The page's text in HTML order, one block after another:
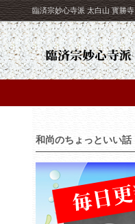
臨済宗妙心寺派 太白山 寳勝寺
和尚のちょっといい話